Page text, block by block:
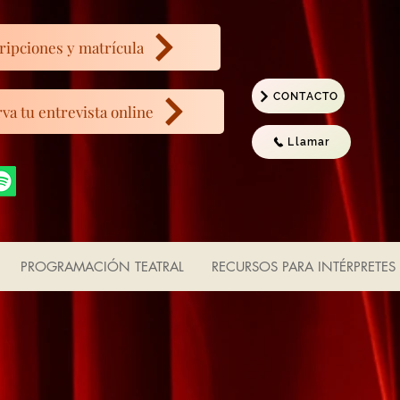
tu entrevista online
Llamar
CONTACTO
y matrícula
PROGRAMACIÓN TEATRAL RECURSOS PARA INTÉRPRETES